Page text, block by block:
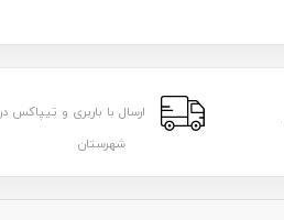
ارسال با باربری و تیپاکس در
شهرستان